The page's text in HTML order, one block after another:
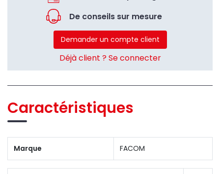
De conseils sur mesure
Demander un compte client
Déjà client ? Se connecter
Caractéristiques
Marque FACOM